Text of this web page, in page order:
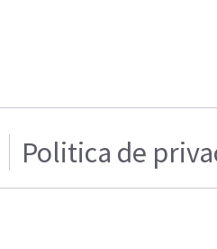
Politica de